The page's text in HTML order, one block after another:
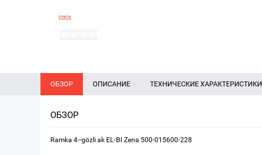
ОБЗОР ОПИСАНИЕ ТЕХНИЧЕСКИЕ ХАРАКТЕРИСТИКИ
ОБЗОР
Ramka 4--gözli ak EL-BI Zena 500-015600-228